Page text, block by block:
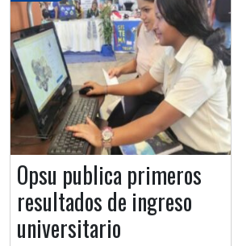
Opsu publica primeros
resultados de ingreso
universitario